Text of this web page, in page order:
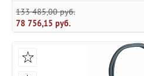
133 485,00 руб.
78 756,15 руб.